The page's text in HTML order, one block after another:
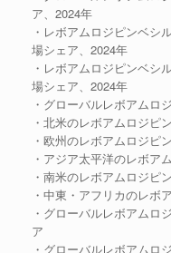
ア、2024年
・レボアムロジピンベシ
場シェア、2024年
・レボアムロジピンベシ
場シェア、2024年
・グローバルレボアムロ
・北米のレボアムロジピ
・欧州のレボアムロジピ
・アジア太平洋のレボア
・南米のレボアムロジピ
・中東・アフリカのレボ
・グローバルレボアムロ
ア
・グローバルレボアムロ